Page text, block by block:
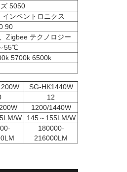
5050
インベントロニクス
90
Zigbee テクノロジー
55℃
5700k 6500k
SG-HK1440W
12
1200/1440W
W
145～155LM/W
180000-
216000LM